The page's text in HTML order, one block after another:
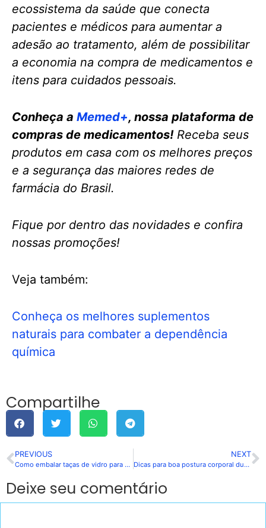
ecossistema da saúde que conecta
pacientes e médicos para aumentar a
adesão ao tratamento, além de possibilitar
a economia na compra de medicamentos e
itens para cuidados pessoais.
Conheça a Memed+, nossa plataforma de
compras de medicamentos!Receba seus
produtos em casa com os melhores preços
e a segurança das maiores redes de
farmácia do Brasil.
Fique por dentro das novidades e confira
nossas promoções!
Veja também:
Conheça os melhores suplementos
naturais para combater a dependência
química
Compartilhe
PREVIOUS
Como embalar taças de vidro para mudança: passo a passo
NEXT
Dicas para boa postura corporal durante os exercícios de musculação
Deixe seu comentário